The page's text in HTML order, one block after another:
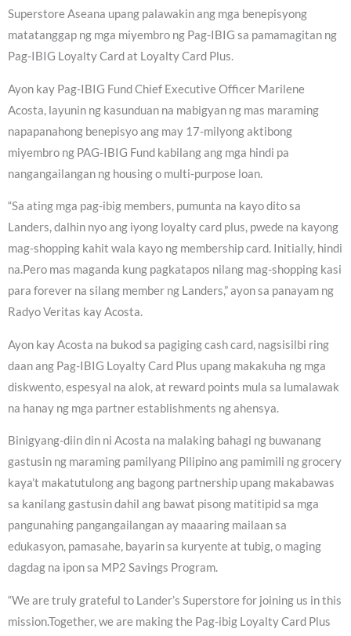
Superstore Aseana upang palawakin ang mga benepisyong
matatanggap ng mga miyembro ng Pag-IBIG sa pamamagitan ng
Pag-IBIG Loyalty Card at Loyalty Card Plus.
Ayon kay Pag-IBIG Fund Chief Executive Officer Marilene
Acosta, layunin ng kasunduan na mabigyan ng mas maraming
napapanahong benepisyo ang may 17-milyong aktibong
miyembro ng PAG-IBIG Fund kabilang ang mga hindi pa
nangangailangan ng housing o multi-purpose loan.
“Sa ating mga pag-ibig members, pumunta na kayo dito sa
Landers, dalhin nyo ang iyong loyalty card plus, pwede na kayong
mag-shopping kahit wala kayo ng membership card. Initially, hindi
na.Pero mas maganda kung pagkatapos nilang mag-shopping kasi
para forever na silang member ng Landers,” ayon sa panayam ng
Radyo Veritas kay Acosta.
Ayon kay Acosta na bukod sa pagiging cash card, nagsisilbi ring
daan ang Pag-IBIG Loyalty Card Plus upang makakuha ng mga
diskwento, espesyal na alok, at reward points mula sa lumalawak
na hanay ng mga partner establishments ng ahensya.
Binigyang-diin din ni Acosta na malaking bahagi ng buwanang
gastusin ng maraming pamilyang Pilipino ang pamimili ng grocery
kaya’t makatutulong ang bagong partnership upang makabawas
sa kanilang gastusin dahil ang bawat pisong matitipid sa mga
pangunahing pangangailangan ay maaaring mailaan sa
edukasyon, pamasahe, bayarin sa kuryente at tubig, o maging
dagdag na ipon sa MP2 Savings Program.
“We are truly grateful to Lander’s Superstore for joining us in this
mission.Together, we are making the Pag-ibig Loyalty Card Plus